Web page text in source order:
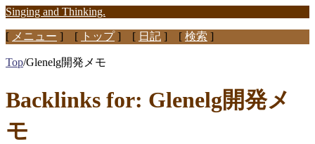
Singing and Thinking.
[ メニュー ] [ トップ] [ 日記 ] [ 検索 ]
Top/Glenelg開発メモ
Backlinks for: Glenelg開発メ
モ